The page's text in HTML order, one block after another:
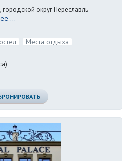
городской округ Переславль-
...
Места отдыха